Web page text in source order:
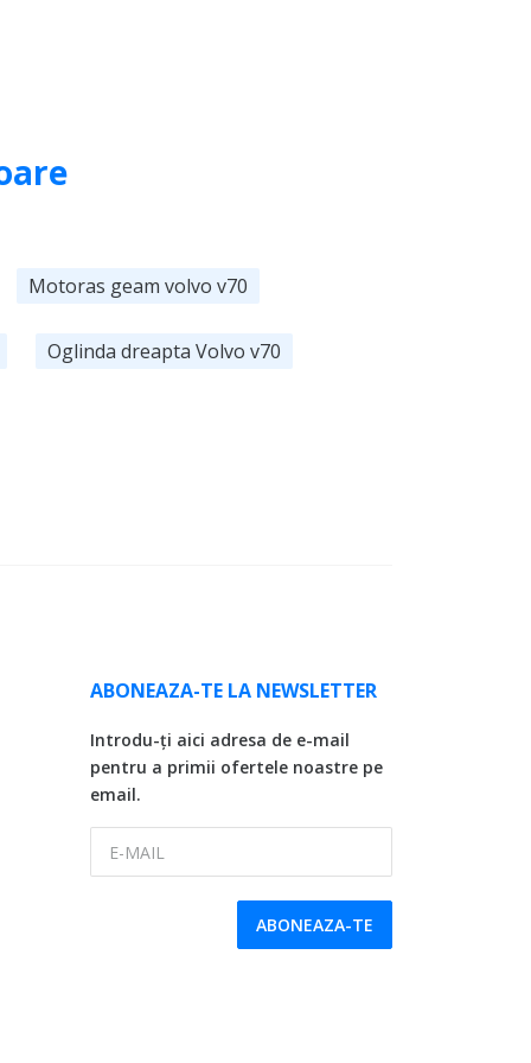
Motoras geam volvo v70
Oglinda dreapta Volvo v70
ABONEAZA-TE LA NEWSLETTER
Introdu-ți aici adresa de e-mail
pentru a primii ofertele noastre pe
email.
ABONEAZA-TE